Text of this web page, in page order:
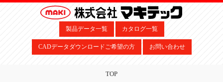
製品データ一覧 カタログ一覧
CADデータダウンロードご希望の方 お問い合わせ
TOP